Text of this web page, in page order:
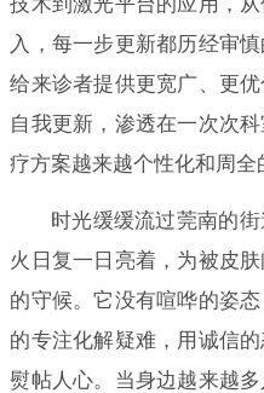
入，每一步更新都历经审
给来诊者提供更宽广、更
自我更新，渗透在一次次
疗方案越来越个性化和周全
时光缓缓流过莞南的
火日复一日亮着，为被皮
的守候。它没有喧哗的姿
的专注化解疑难，用诚信
熨帖人心。当身边越来越